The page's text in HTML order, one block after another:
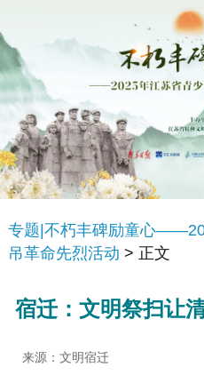
专题|不朽丰碑励童心
吊革命先烈活动 > 正文
宿迁：文明祭扫让
来源：文明宿迁